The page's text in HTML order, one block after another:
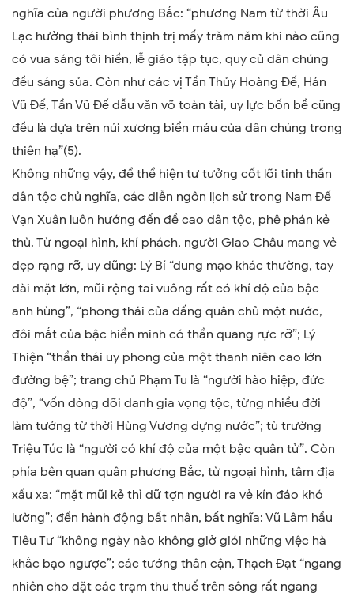
nghĩa của người phương Bắc: “phương Nam từ thời Âu
Lạc hưởng thái bình thịnh trị mấy trăm năm khi nào cũng
có vua sáng tôi hiền, lễ giáo tập tục, quy củ dân chúng
đều sáng sủa. Còn như các vị Tần Thủy Hoàng Đế, Hán
Vũ Đế, Tần Vũ Đế dẫu văn võ toàn tài, uy lực bốn bề cũng
đều là dựa trên núi xương biển máu của dân chúng trong
thiên hạ”(5).
Không những vậy, để thể hiện tư tưởng cốt lõi tinh thần
dân tộc chủ nghĩa, các diễn ngôn lịch sử trong Nam Đế
Vạn Xuân luôn hướng đến đề cao dân tộc, phê phán kẻ
thù. Từ ngoại hình, khí phách, người Giao Châu mang vẻ
đẹp rạng rỡ, uy dũng: Lý Bí “dung mạo khác thường, tay
dài mặt lớn, mũi rộng tai vuông rất có khí độ của bậc
anh hùng”, “phong thái của đấng quân chủ một nước,
đôi mắt của bậc hiền minh có thần quang rực rỡ”; Lý
Thiện “thần thái uy phong của một thanh niên cao lớn
đường bệ”; trang chủ Phạm Tu là “người hào hiệp, đức
độ”, “vốn dòng dõi danh gia vọng tộc, từng nhiều đời
làm tướng từ thời Hùng Vương dựng nước”; tù trưởng
Triệu Túc là “người có khí độ của một bậc quân tử”. Còn
phía bên quan quân phương Bắc, từ ngoại hình, tâm địa
xấu xa: “mặt mũi kẻ thì dữ tợn người ra vẻ kín đáo khó
lường”; đến hành động bất nhân, bất nghĩa: Vũ Lâm hầu
Tiêu Tư “không ngày nào không giở giói những việc hà
khắc bạo ngược”; các tướng thân cận, Thạch Đạt “ngang
nhiên cho đặt các trạm thu thuế trên sông rất ngang